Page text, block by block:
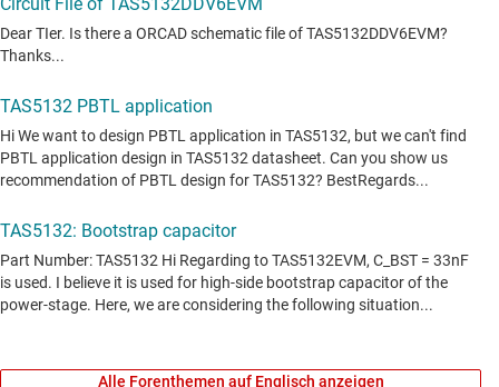
Alle Forenthemen auf Englisch anzeigen